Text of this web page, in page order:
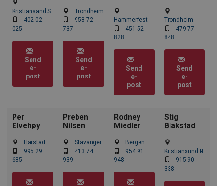
Kristiansand S
402 02
025
Send
e-
post
Trondheim
958 72
737
Send
e-
post
Hammerfest
451 52
828
Send
e-
post
Trondheim
479 77
848
Send
e-
post
Per
Elvehøy
Harstad
995 29
685
Preben
Nilsen
Stavanger
413 74
939
Rodney
Miedler
Bergen
954 91
948
Stig
Blakstad
Kristiansund N
915 90
338